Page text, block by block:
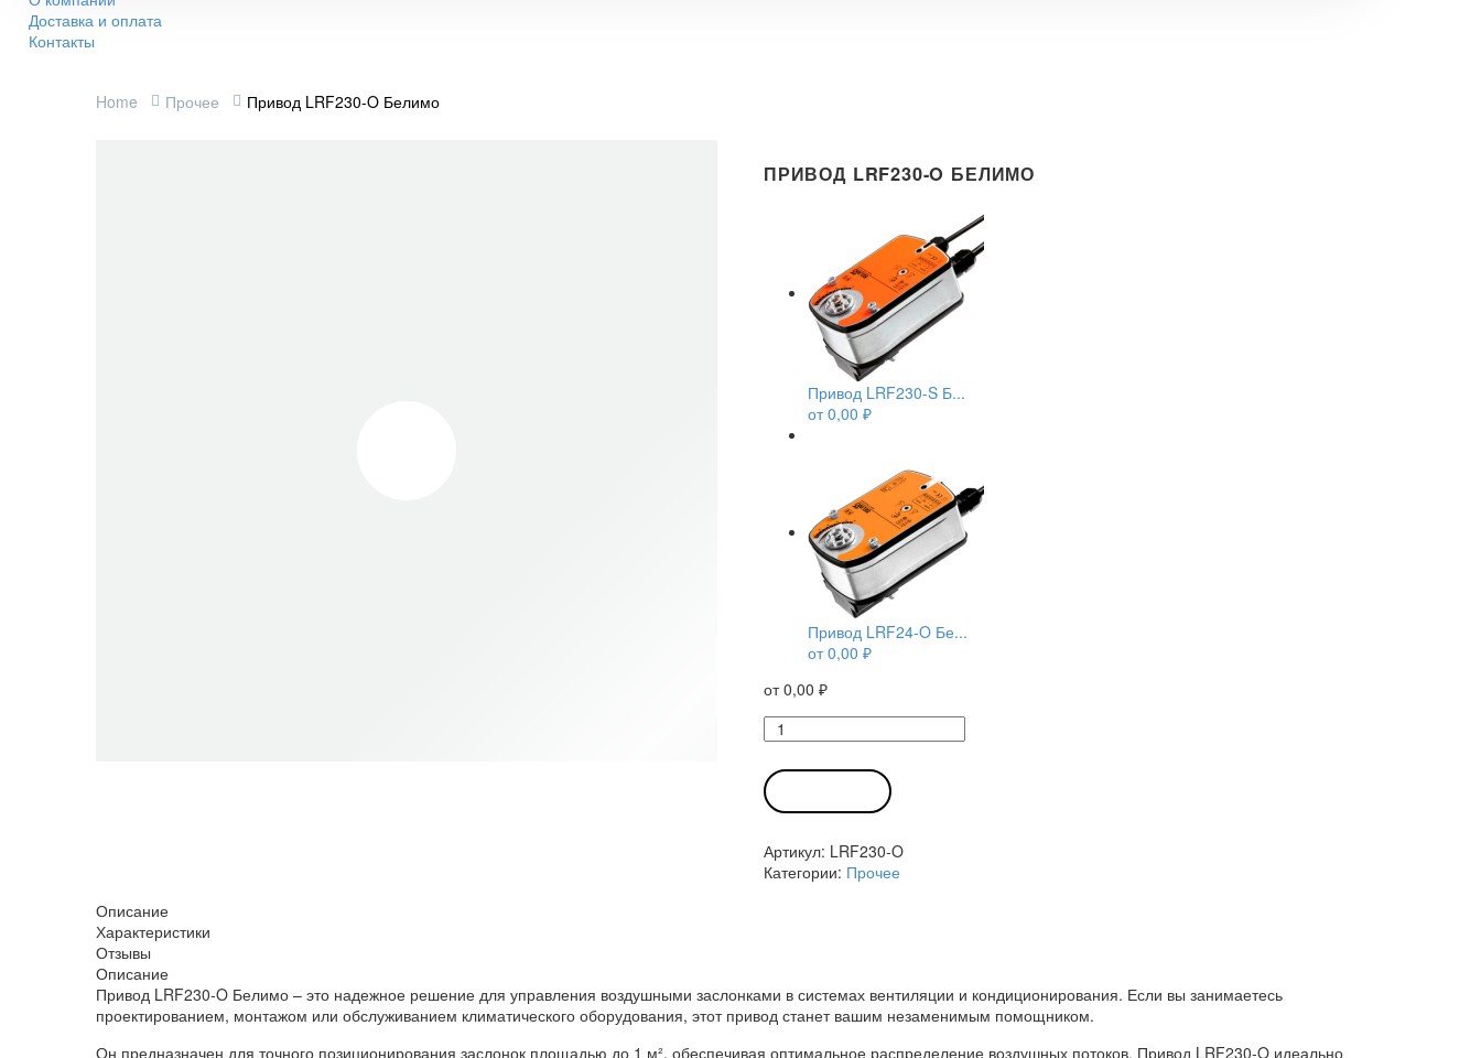
Доставка и оплата
Контакты
Home Прочее Привод LRF230-O Белимо
ПРИВОД LRF230-O БЕЛИМО
Привод LRF230-S Б...
от0,00 ₽
Привод LRF24-O Бе...
от0,00 ₽
от0,00 ₽
Количество
товара
Привод
LRF230-
O
Артикул: LRF230-O
Категории: Прочее
Описание
Характеристики
Отзывы
Описание
Привод LRF230-O Белимо – это надежное решение для управления воздушными заслонками в системах вентиляции и кондиционирования. Если вы занимаетесь
проектированием, монтажом или обслуживанием климатического оборудования, этот привод станет вашим незаменимым помощником.
Он предназначен для точного позиционирования заслонок площадью до 1 м², обеспечивая оптимальное распределение воздушных потоков. Привод LRF230-O идеально